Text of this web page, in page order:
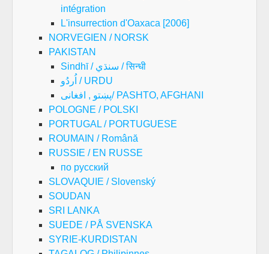
intégration
L'insurrection d'Oaxaca [2006]
NORVEGIEN / NORSK
PAKISTAN
Sindhī / سنڌي / सिन्धी
اُردُو / URDU
پښتو , افغانی/ PASHTO, AFGHANI
POLOGNE / POLSKI
PORTUGAL / PORTUGUESE
ROUMAIN / Română
RUSSIE / EN RUSSE
по русский
SLOVAQUIE / Slovenský
SOUDAN
SRI LANKA
SUEDE / PÅ SVENSKA
SYRIE-KURDISTAN